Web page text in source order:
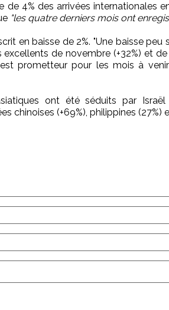
de 4% des arrivées internationales
"les quatre derniers mois ont
en baisse de 2%. "Une baisse peu
de novembre (+32%) et
prometteur pour les mois à
ont été séduits par Israël
chinoises (+69%), philippines (27%)